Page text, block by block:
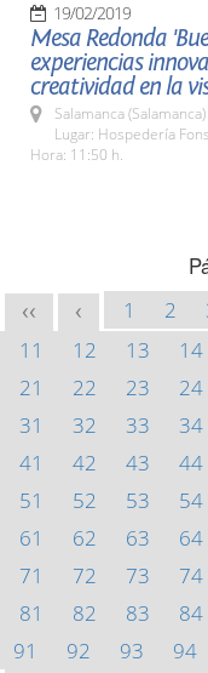
19/02/2019
Mesa Redonda
experiencias
creatividad en la
Salamanca (Salamanca)
Lugar: Hospedería
Hora: 11:50 h.
<< < 1 2
11
12 13 14
21
22 23 24
31
32 33 34
41
42 43 44
51
52 53 54
61
62 63 64
71
72 73 74
81
82 83 84
91
92 93 94